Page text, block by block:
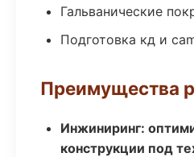
Гальванические
Подготовка кд и
Преимущества
Инжиниринг:
конструкции под